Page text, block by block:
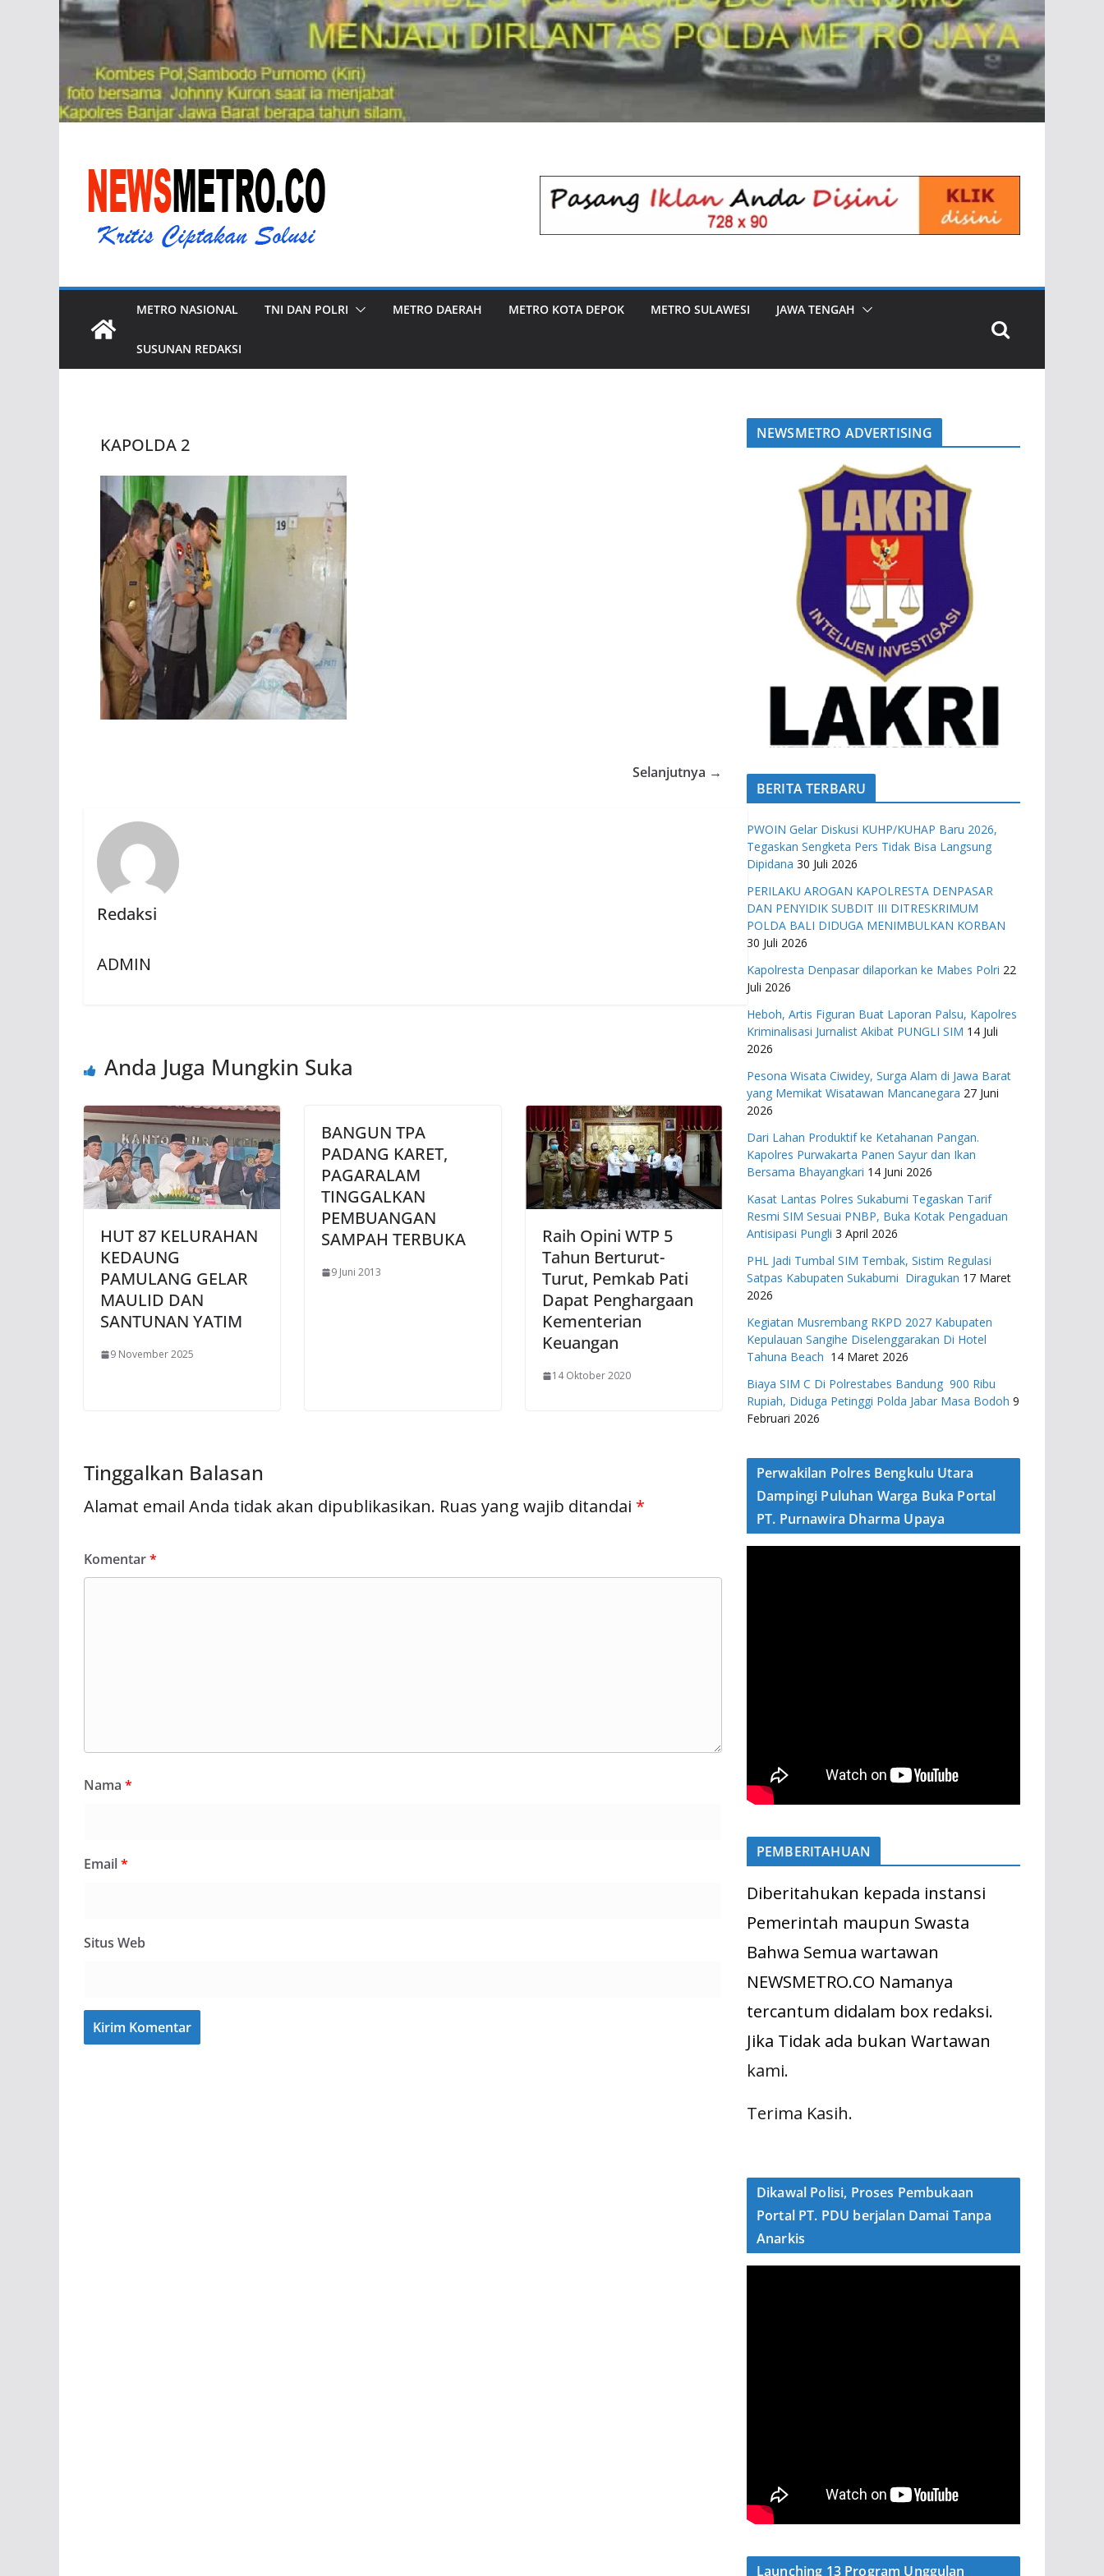
METRO NASIONAL TNI DAN POLRI METRO DAERAH METRO KOTA DEPOK METRO SULAWESI JAWA TENGAH
SUSUNAN REDAKSI
KAPOLDA 2
Selanjutnya →
Redaksi
ADMIN
Anda Juga Mungkin Suka
HUT 87 KELURAHAN
KEDAUNG
PAMULANG GELAR
MAULID DAN
SANTUNAN YATIM
9 November 2025
BANGUN TPA
PADANG KARET,
PAGARALAM
TINGGALKAN
PEMBUANGAN
SAMPAH TERBUKA
9 Juni 2013
Raih Opini WTP 5
Tahun Berturut-
Turut, Pemkab Pati
Dapat Penghargaan
Kementerian
Keuangan
14 Oktober 2020
Tinggalkan Balasan
Alamat email Anda tidak akan dipublikasikan. Ruas yang wajib ditandai *
Komentar*
Nama *
Email*
Situs Web
NEWSMETRO ADVERTISING
BERITA TERBARU
PWOIN Gelar Diskusi KUHP/KUHAP Baru 2026,
Tegaskan Sengketa Pers Tidak Bisa Langsung
Dipidana 30 Juli 2026
PERILAKU AROGAN KAPOLRESTA DENPASAR
DAN PENYIDIK SUBDIT III DITRESKRIMUM
POLDA BALI DIDUGA MENIMBULKAN KORBAN
30 Juli 2026
Kapolresta Denpasar dilaporkan ke Mabes Polri 22
Juli 2026
Heboh, Artis Figuran Buat Laporan Palsu, Kapolres
Kriminalisasi Jurnalist Akibat PUNGLI SIM 14 Juli
2026
Pesona Wisata Ciwidey, Surga Alam di Jawa Barat
yang Memikat Wisatawan Mancanegara 27 Juni
2026
Dari Lahan Produktif ke Ketahanan Pangan.
Kapolres Purwakarta Panen Sayur dan Ikan
Bersama Bhayangkari 14 Juni 2026
Kasat Lantas Polres Sukabumi Tegaskan Tarif
Resmi SIM Sesuai PNBP, Buka Kotak Pengaduan
Antisipasi Pungli 3 April 2026
PHL Jadi Tumbal SIM Tembak, Sistim Regulasi
Satpas Kabupaten Sukabumi Diragukan 17 Maret
2026
Kegiatan Musrembang RKPD 2027 ​Kabupaten
Kepulauan Sangihe Diselenggarakan Di Hotel
Tahuna Beach 14 Maret 2026
Biaya SIM C Di Polrestabes Bandung 900 Ribu
Rupiah, Diduga Petinggi Polda Jabar Masa Bodoh 9
Februari 2026
Perwakilan Polres Bengkulu Utara
Dampingi Puluhan Warga Buka Portal
PT. Purnawira Dharma Upaya
PEMBERITAHUAN
Diberitahukan kepada instansi
Pemerintah maupun Swasta
Bahwa Semua wartawan
NEWSMETRO.CO Namanya
tercantum didalam box redaksi.
Jika Tidak ada bukan Wartawan
kami.
Terima Kasih.
Dikawal Polisi, Proses Pembukaan
Portal PT. PDU berjalan Damai Tanpa
Anarkis
Launching 13 Program Unggulan